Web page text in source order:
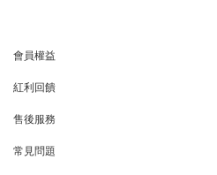
會員權益
紅利回饋
售後服務
常見問題